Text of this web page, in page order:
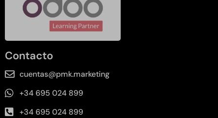
Contacto
cuentas@pmk.marketing
+34 695 024 899
+34 695 024 899